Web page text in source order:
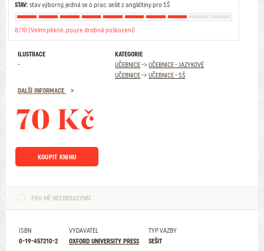
STAV:stav výborný, jedná se o prac. sešit z angličtiny pro SŠ
8/10 (Velmi pěkné, pouze drobná poškození)
ILUSTRACE
-
KATEGORIE
UČEBNICE->UČEBNICE - JAZYKOVÉ
UČEBNICE->UČEBNICE - SŠ
DALŠÍ INFORMACE
70 Kč
KOUPIT KNIHU
PRO MĚ NEZOBRAZOVAT
ISBN
0-19-457210-2
VYDAVATEL
OXFORD UNIVERSITY PRESS
TYP VAZBY
SEŠIT